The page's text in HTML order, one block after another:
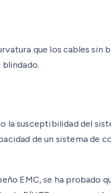
que los cables sin
susceptibilidad del
de un sistema
EMC, se ha probado